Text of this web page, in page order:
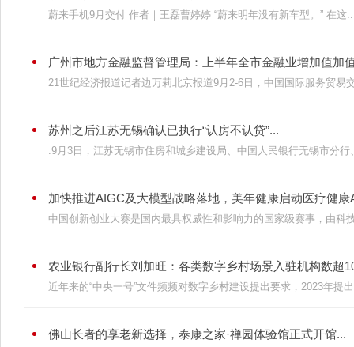
蔚来手机9月交付 作者｜王磊曹婷婷 “蔚来明年没有新车型。” 在这
广州市地方金融监督管理局：上半年全市金融业增加值加
21世纪经济报道记者边万莉北京报道9月2-6日，中国国际服务贸易
苏州之后江苏无锡确认已执行“认房不认贷”...
:9月3日，江苏无锡市住房和城乡建设局、中国人民银行无锡市分
加快推进AIGC及大模型战略落地，美年健康启动医疗健康
中国创新创业大赛是国内最具权威性和影响力的国家级赛事，由科
农业银行副行长刘加旺：各类数字乡村场景入驻机构数超
近年来的“中央一号”文件频频对数字乡村建设提出要求，2023年提
佛山长者的享老新选择，泰康之家·禅园体验馆正式开馆...